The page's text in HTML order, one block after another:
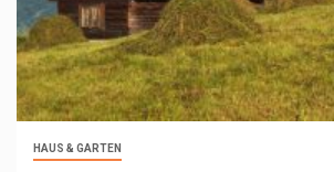
HAUS & GARTEN